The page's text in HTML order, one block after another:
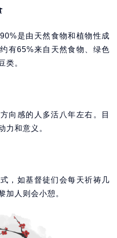
是由天然食物和植物性成
有65%来自天然食物、绿色
类。
向感的人多活八年左右。目
力和意义。
，如基督徒们会每天祈祷几
加人则会小憩。